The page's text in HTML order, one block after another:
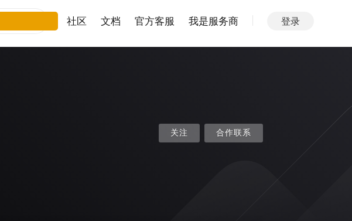
社区 文档 官方客服 我是服务商 登录
关注 合作联系